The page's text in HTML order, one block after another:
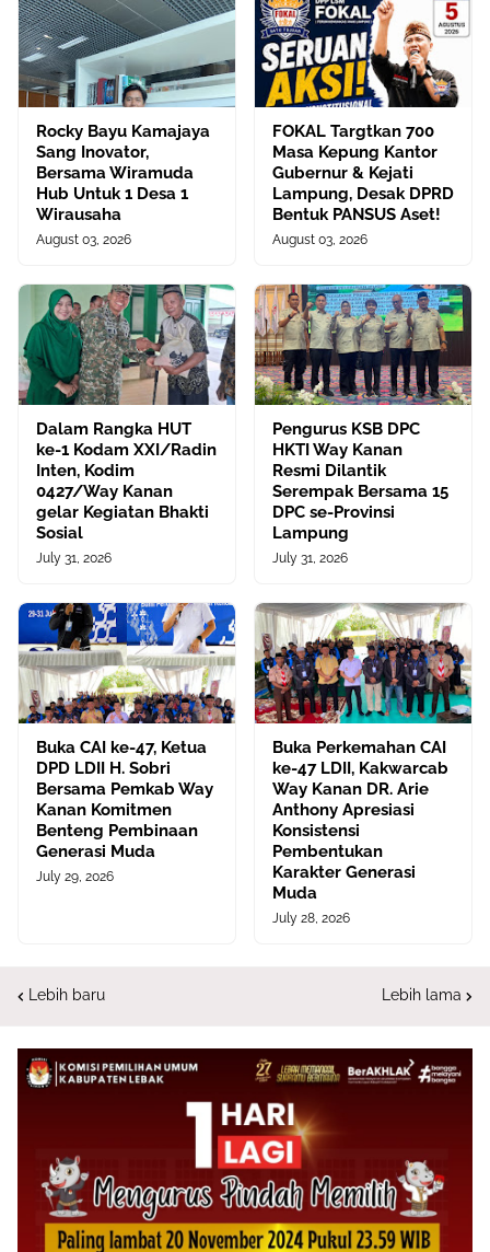
Rocky Bayu Kamajaya
Sang Inovator,
Bersama Wiramuda
Hub Untuk 1 Desa 1
Wirausaha
August 03, 2026
FOKAL Targtkan 700
Masa Kepung Kantor
Gubernur & Kejati
Lampung, Desak DPRD
Bentuk PANSUS Aset!
August 03, 2026
Dalam Rangka HUT
ke-1 Kodam XXI/Radin
Inten, Kodim
0427/Way Kanan
gelar Kegiatan Bhakti
Sosial
July 31, 2026
Pengurus KSB DPC
HKTI Way Kanan
Resmi Dilantik
Serempak Bersama 15
DPC se-Provinsi
Lampung
July 31, 2026
Buka CAI ke-47, Ketua
DPD LDII H. Sobri
Bersama Pemkab Way
Kanan Komitmen
Benteng Pembinaan
Generasi Muda
July 29, 2026
Buka Perkemahan CAI
ke-47 LDII, Kakwarcab
Way Kanan DR. Arie
Anthony Apresiasi
Konsistensi
Pembentukan
Karakter Generasi
Muda
July 28, 2026
Lebih baru Lebih lama